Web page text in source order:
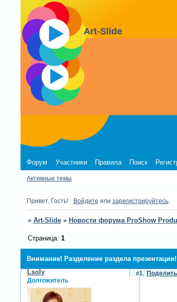
Art-Slide
Форум Участники Правила Поиск
Активные темы
Привет, Гость! Войдите или зарегистрируйтесь.
» Art-Slide » Новости форума ProShow
Внимание! Разделение раздела презентации!
Страница: 1
1
Lsoly
Долгожитель